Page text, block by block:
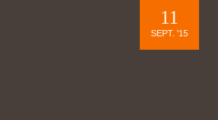
11
SEPT. '15